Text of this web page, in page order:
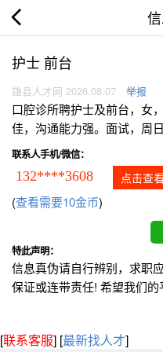
护士 前台
雄县人才网 2026.08.07 举报
口腔诊所聘护士及前台，女
佳，沟通能力强。面试，周日
联系人手机/微信：
132****3608 点击查
(查看需要10金币)
特此声明：
信息真伪请自行辨别，求职
保证或连带责任! 希望我们的
[联系客服] [最新找人才]